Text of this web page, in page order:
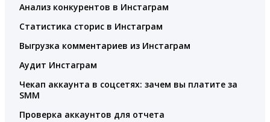
Анализ конкурентов в Инстаграм
Статистика сторис в Инстаграм
Выгрузка комментариев из Инстаграм
Аудит Инстаграм
Чекап аккаунта в соцсетях: зачем вы платите за
SMM
Проверка аккаунтов для отчета